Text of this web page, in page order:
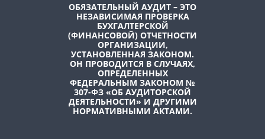
ОБЯЗАТЕЛЬНЫЙ АУДИТ – ЭТО
НЕЗАВИСИМАЯ ПРОВЕРКА
БУХГАЛТЕРСКОЙ
(ФИНАНСОВОЙ) ОТЧЕТНОСТИ
ОРГАНИЗАЦИИ,
УСТАНОВЛЕННАЯ ЗАКОНОМ.
ОН ПРОВОДИТСЯ В СЛУЧАЯХ,
ОПРЕДЕЛЕННЫХ
ФЕДЕРАЛЬНЫМ ЗАКОНОМ №
307-ФЗ «ОБ АУДИТОРСКОЙ
ДЕЯТЕЛЬНОСТИ» И ДРУГИМИ
НОРМАТИВНЫМИ АКТАМИ.